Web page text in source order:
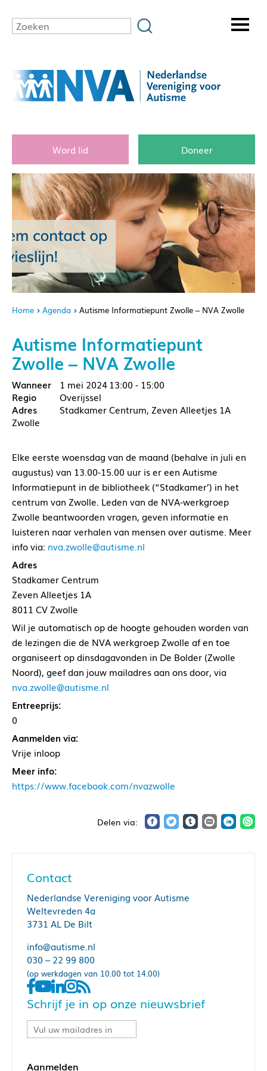
Word lid Doneer
Home Agenda Autisme Informatiepunt Zwolle – NVA Zwolle
Autisme Informatiepunt
Zwolle – NVA Zwolle
1 mei 2024 13:00 - 15:00
Overijssel
Stadkamer Centrum, Zeven Alleetjes 1A
Zwolle
Elke eerste woensdag van de maand (behalve in juli en
augustus) van 13.00-15.00 uur is er een Autisme
Informatiepunt in de bibliotheek (“Stadkamer’) in het
centrum van Zwolle. Leden van de NVA-werkgroep
Zwolle beantwoorden vragen, geven informatie en
luisteren naar verhalen van mensen over autisme. Meer
info via: nva.zwolle@autisme.nl
Adres
Stadkamer Centrum
Zeven Alleetjes 1A
8011 CV Zwolle
Wil je automatisch op de hoogte gehouden worden van
de lezingen die de NVA werkgroep Zwolle af en toe
organiseert op dinsdagavonden in De Bolder (Zwolle
Noord), geef dan jouw mailadres aan ons door, via
nva.zwolle@autisme.nl
Entreeprijs:
0
Aanmelden via:
Vrije inloop
Meer info:
https://www.facebook.com/nvazwolle
Contact
Nederlandse Vereniging voor Autisme
Weltevreden 4a
3731 AL De Bilt
info@autisme.nl
030 – 22 99 800
(op werkdagen van 10.00 tot 14.00)
Schrijf je in op onze nieuwsbrief